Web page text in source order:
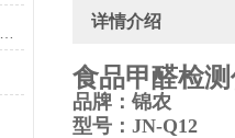
详情介绍
食品甲醛检
品牌：锦农
型号：JN-Q12